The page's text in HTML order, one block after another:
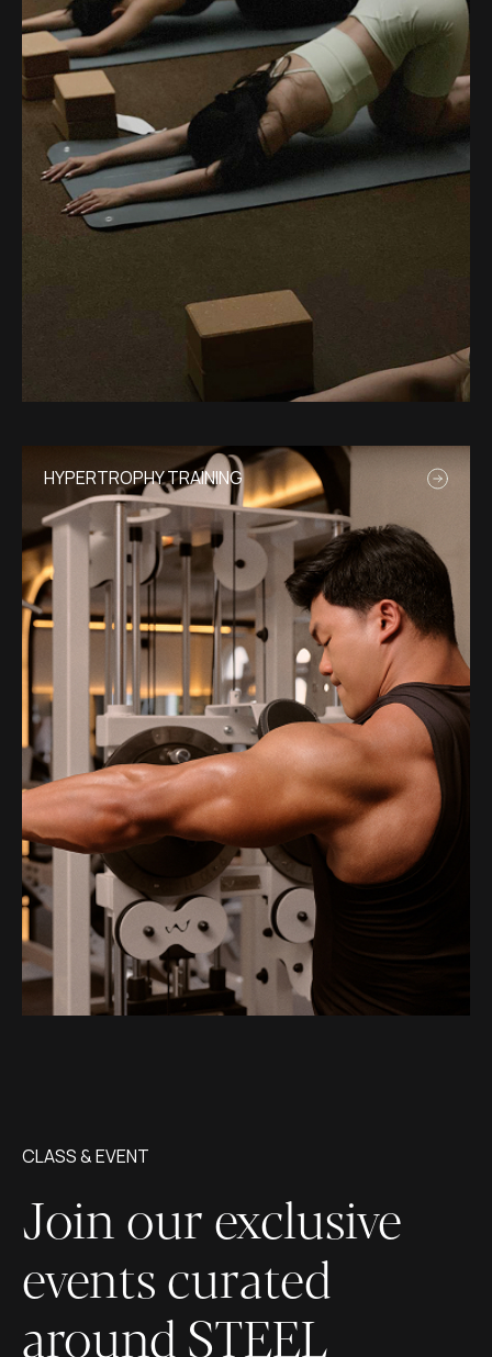
HYPERTROPHY TRAINING
CLASS & EVENT
Join our exclusive
events curated
around STEEL